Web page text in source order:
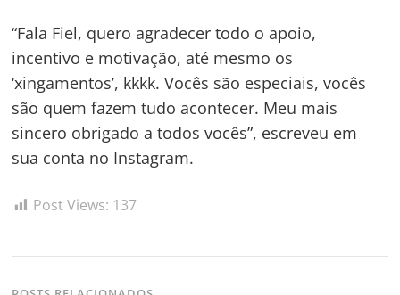
“Fala Fiel, quero agradecer todo o apoio,
incentivo e motivação, até mesmo os
‘xingamentos’, kkkk. Vocês são especiais, vocês
são quem fazem tudo acontecer. Meu mais
sincero obrigado a todos vocês”, escreveu em
sua conta no Instagram.
Post Views: 137
de